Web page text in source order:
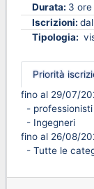
Durata: 3 ore
Iscrizioni:
Tipologia:
Priorità
fino al 29/07/
-
- Ingegneri
fino al 26/08/
- Tutte le